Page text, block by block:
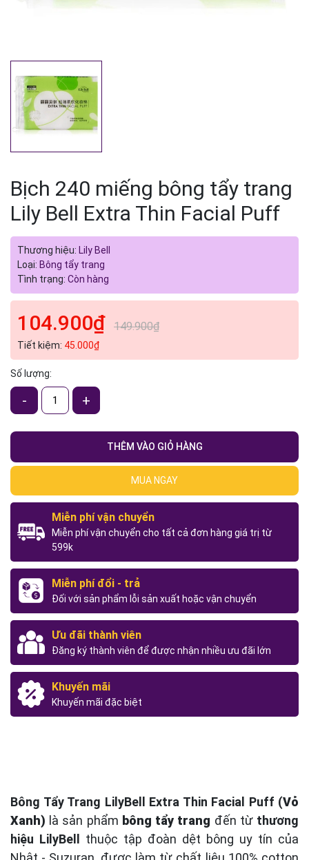
Bịch 240 miếng bông tẩy trang
Lily Bell Extra Thin Facial Puff
Thương hiệu: Lily Bell
Loại: Bông tẩy trang
Tình trạng: Còn hàng
104.900₫ 149.900₫
Tiết kiệm: 45.000₫
Số lượng:
- +
THÊM VÀO GIỎ HÀNG
MUA NGAY
Miễn phí vận chuyển
Miễn phí vận chuyển cho tất cả đơn hàng giá trị từ
599k
Miễn phí đổi - trả
Đối với sản phẩm lỗi sản xuất hoặc vận chuyển
Ưu đãi thành viên
Đăng ký thành viên để được nhận nhiều ưu đãi lớn
Khuyến mãi
Khuyến mãi đặc biệt
Bông Tẩy Trang LilyBell Extra Thin Facial Puff (Vỏ
Xanh) là sản phẩm bông tẩy trang đến từ thương
hiệu LilyBell thuộc tập đoàn dệt bông uy tín của